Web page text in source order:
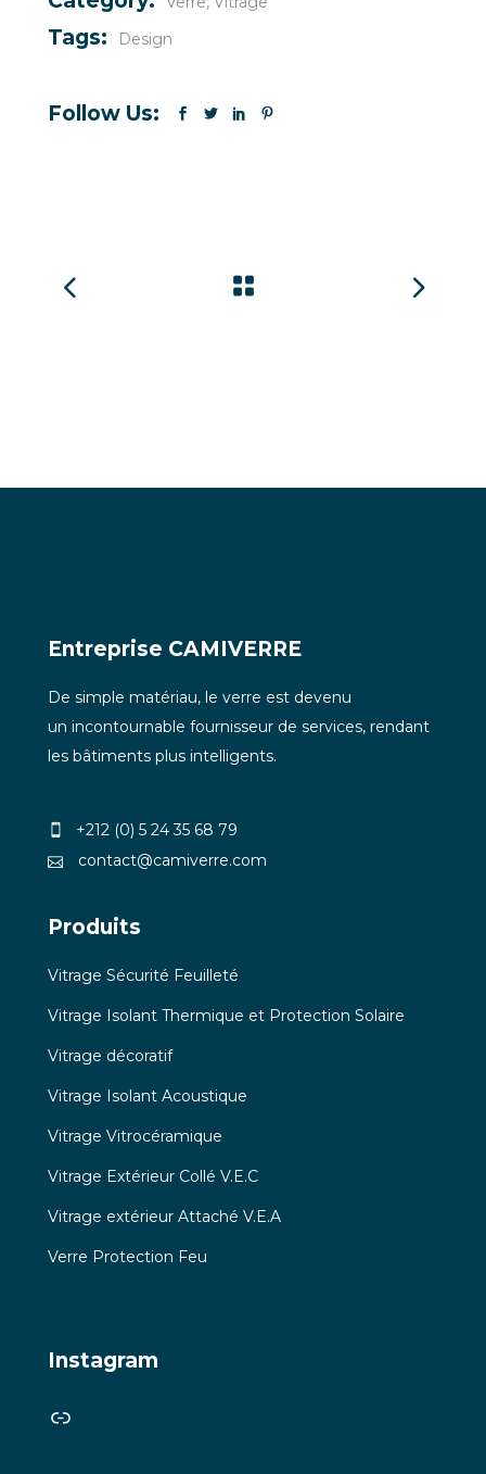
Tags: Design
Follow Us:
Entreprise CAMIVERRE
De simple matériau, le verre est devenu
un incontournable fournisseur de services, rendant
les bâtiments plus intelligents.
+212 (0) 5 24 35 68 79
contact@camiverre.com
Produits
Vitrage Sécurité Feuilleté
Vitrage Isolant Thermique et Protection Solaire
Vitrage décoratif
Vitrage Isolant Acoustique
Vitrage Vitrocéramique
Vitrage Extérieur Collé V.E.C
Vitrage extérieur Attaché V.E.A
Verre Protection Feu
Instagram
Link